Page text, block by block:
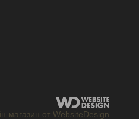
магазин от WebsiteDesign